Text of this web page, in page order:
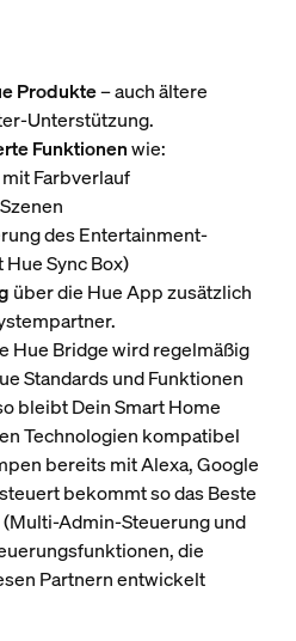
Produkte– auch ältere
Unterstützung.
Funktionenwie:
Farbverlauf
des Entertainment-
Sync Box)
über die Hue App zusätzlich
Hue Bridge wird regelmäßig
Standards und Funktionen
bleibt Dein Smart Home
Technologien kompatibel
bereits mit Alexa, Google
bekommt so das Beste
Admin-Steuerung und
die
Partnern entwickelt